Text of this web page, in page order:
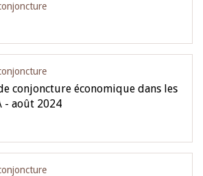
conjoncture économique dans les
- août 2024